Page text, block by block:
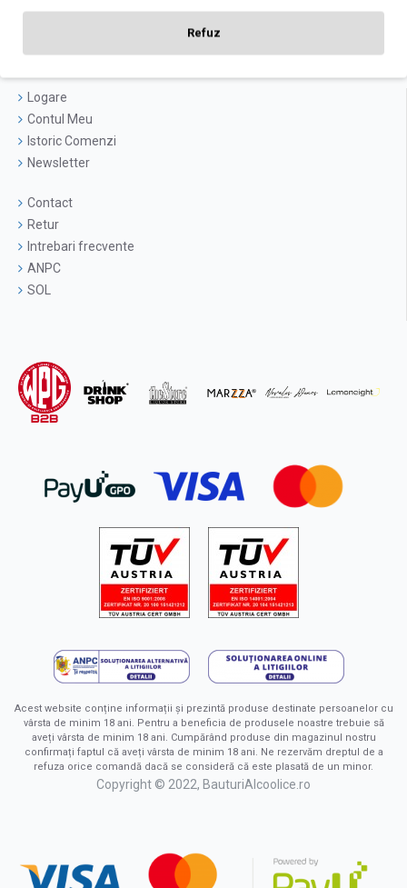
Politica de confidentialitate
Politica cookies
Logare
Contul Meu
Istoric Comenzi
Newsletter
Contact
Retur
Intrebari frecvente
ANPC
SOL
Acest website conține informații și prezintă produse destinate persoanelor cu
vârsta de minim 18 ani. Pentru a beneficia de produsele noastre trebuie să
aveți vârsta de minim 18 ani. Cumpărând produse din magazinul nostru
confirmați faptul că aveți vârsta de minim 18 ani. Ne rezervăm dreptul de a
refuza orice comandă dacă se consideră că este plasată de un minor.
Copyright © 2022, BauturiAlcoolice.ro
Refuz